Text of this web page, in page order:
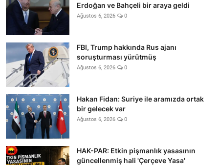
Erdoğan ve Bahçeli bir araya geldi
Ağustos 6, 2026 0
FBI, Trump hakkında Rus ajanı
soruşturması yürütmüş
Ağustos 6, 2026 0
Hakan Fidan: Suriye ile aramızda ortak
bir gelecek var
Ağustos 6, 2026 0
HAK-PAR: Etkin pişmanlık yasasının
güncellenmiş hali 'Çerçeve Yasa'